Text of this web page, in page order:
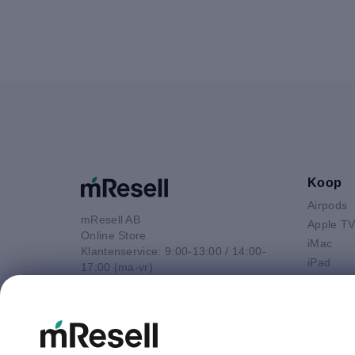
mResell AB
Online Store
Klantenservice: 9:00-13:00 / 14:00-
17:00 (ma-vr)
contact@mresell.nl
Koop
Airpods
Apple TV
iMac
iPad